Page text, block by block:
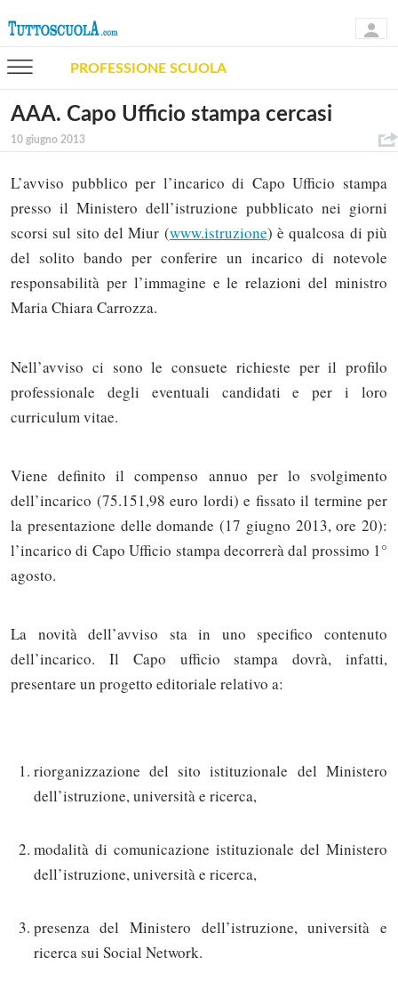
PROFESSIONE SCUOLA
AAA. Capo Ufficio stampa cercasi
10 giugno 2013
L’avviso pubblico per l’incarico di Capo Ufficio stampa
presso il Ministero dell’istruzione pubblicato nei giorni
scorsi sul sito del Miur (www.istruzione) è qualcosa di più
del solito bando per conferire un incarico di notevole
responsabilità per l’immagine e le relazioni del ministro
Maria Chiara Carrozza.
Nell’avviso ci sono le consuete richieste per il profilo
professionale degli eventuali candidati e per i loro
curriculum vitae.
Viene definito il compenso annuo per lo svolgimento
dell’incarico (75.151,98 euro lordi) e fissato il termine per
la presentazione delle domande (17 giugno 2013, ore 20):
l’incarico di Capo Ufficio stampa decorrerà dal prossimo 1°
agosto.
La novità dell’avviso sta in uno specifico contenuto
dell’incarico. Il Capo ufficio stampa dovrà, infatti,
presentare un progetto editoriale relativo a:
riorganizzazione del sito istituzionale del Ministero
dell’istruzione, università e ricerca,
modalità di comunicazione istituzionale del Ministero
dell’istruzione, università e ricerca,
presenza del Ministero dell’istruzione, università e
ricerca sui Social Network.